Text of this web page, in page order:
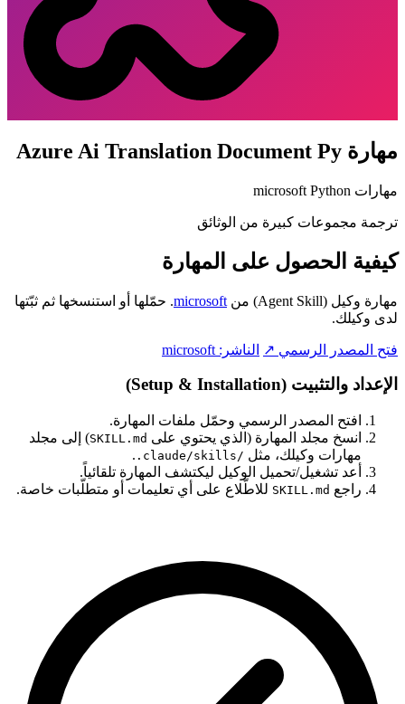
مهارة Azure Ai Translation Document Py
مهارات Python microsoft
ترجمة مجموعات كبيرة من الوثائق
كيفية الحصول على المهارة
مهارة وكيل (Agent Skill) من microsoft. حمّلها أو استنسخها ثم ثبّتها
لدى وكيلك.
فتح المصدر الرسمي ↗ الناشر: microsoft
الإعداد والتثبيت (Setup & Installation)
افتح المصدر الرسمي وحمّل ملفات المهارة.
انسخ مجلد المهارة (الذي يحتوي على SKILL.md) إلى مجلد
مهارات وكيلك، مثل .claude/skills/
.
أعد تشغيل/تحميل الوكيل ليكتشف المهارة تلقائياً.
راجع SKILL.md للاطّلاع على أي تعليمات أو متطلّبات خاصة.